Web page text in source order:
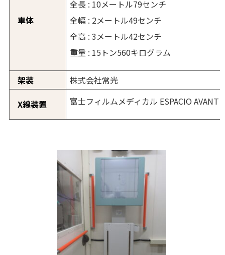
車体
全長 : 10メートル79センチ
全幅 : 2メートル49センチ
全高 : 3メートル42センチ
重量 : 15トン560キログラム
架装
株式会社常光
X線装置
富士フィルムメディカル ESPACIO AVANT